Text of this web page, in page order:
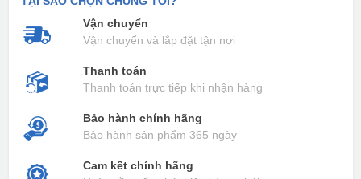
Vận chuyển
Vận chuyển và lắp đặt tận nơi
Thanh toán
Thanh toán trực tiếp khi nhận hàng
Bảo hành chính hãng
Bảo hành sản phẩm 365 ngày
Cam kết chính hãng